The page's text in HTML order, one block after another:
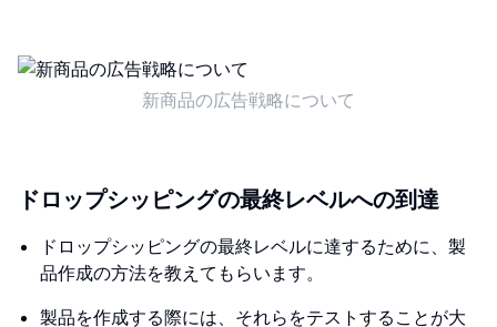
新商品の広告戦略について
ドロップシッピングの最終レベルへの到達
ドロップシッピングの最終レベルに達するために、製
品作成の方法を教えてもらいます。
製品を作成する際には、それらをテストすることが大